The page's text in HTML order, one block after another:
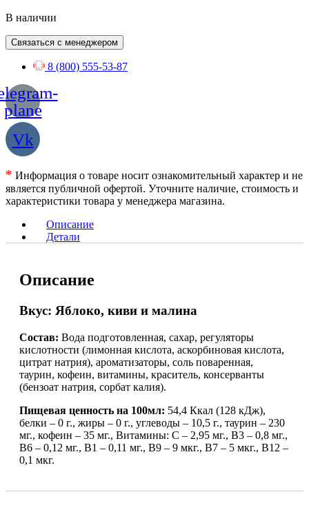
В наличии
Связаться с менеджером
8 (800) 555-53-87
plane
Vk
* Информация о товаре носит ознакомительный характер и не
является публичной офертой. Уточните наличие, стоимость и
характеристики товара у менеджера магазина.
Описание
Детали
Описание
Вкус: Яблоко, киви и малина
Состав: Вода подготовленная, сахар, регуляторы
кислотности (лимонная кислота, аскорбиновая кислота,
цитрат натрия), ароматизаторы, соль поваренная,
таурин, кофеин, витамины, краситель, консерванты
(бензоат натрия, сорбат калия).
Пищевая ценность на 100мл: 54,4 Ккал (128 кДж),
белки – 0 г., жиры – 0 г., углеводы – 10,5 г., таурин – 230
мг., кофеин – 35 мг., Витамины: С – 2,95 мг., B3 – 0,8 мг.,
B6 – 0,12 мг., B1 – 0,11 мг., B9 – 9 мкг., B7 – 5 мкг., B12 –
0,1 мкг.